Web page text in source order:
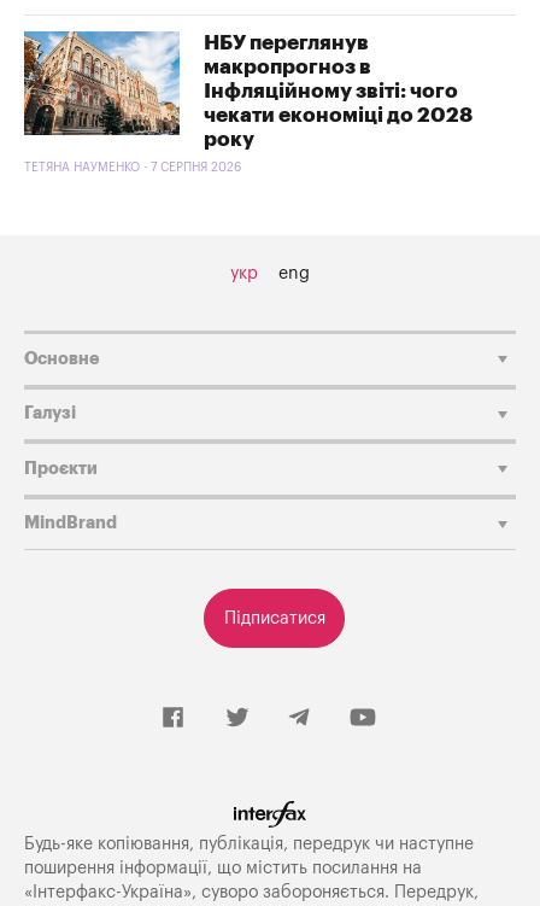
НБУ переглянув
макропрогноз в
Інфляційному звіті: чого
чекати економіці до 2028
року
ТЕТЯНА НАУМЕНКО - 7 СЕРПНЯ 2026
укр eng
Підписатися
Основне
Галузі
Проєкти
MindBrand
Будь-яке копiювання, публiкацiя, передрук чи наступне
поширення iнформацiї, що мiстить посилання на
«Iнтерфакс-Україна», суворо забороняється. Передрук,